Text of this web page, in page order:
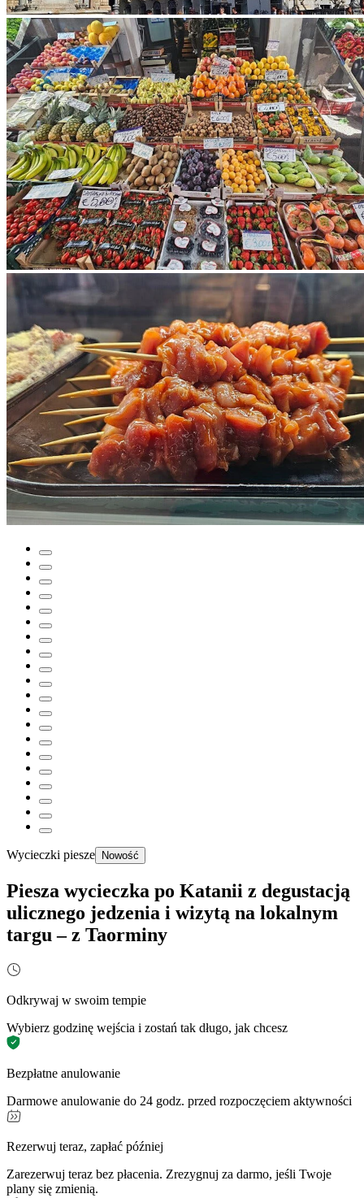
Wycieczki piesze Nowość
Piesza wycieczka po Katanii z degustacją
ulicznego jedzenia i wizytą na lokalnym
targu – z Taorminy
Odkrywaj w swoim tempie
Wybierz godzinę wejścia i zostań tak długo, jak chcesz
Bezpłatne anulowanie
Darmowe anulowanie do 24 godz. przed rozpoczęciem aktywności
Rezerwuj teraz, zapłać później
Zarezerwuj teraz bez płacenia. Zrezygnuj za darmo, jeśli Twoje
plany się zmienią.